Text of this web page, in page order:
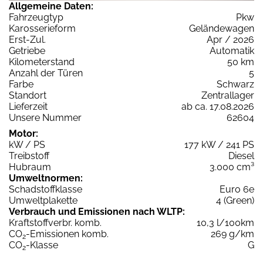
Allgemeine Daten:
Fahrzeugtyp
Pkw
Karosserieform
Geländewagen
Erst-Zul.
Apr / 2026
Getriebe
Automatik
Kilometerstand
50 km
Anzahl der Türen
5
Farbe
Schwarz
Standort
Zentrallager
Lieferzeit
ab ca. 17.08.2026
Unsere Nummer
62604
Motor:
kW / PS
177 kW / 241 PS
Treibstoff
Diesel
Hubraum
3.000 cm³
Umweltnormen:
Schadstoffklasse
Euro 6e
Umweltplakette
4 (Green)
Verbrauch und Emissionen nach WLTP:
Kraftstoffverbr. komb.
10,3 l/100km
CO2-Emissionen komb.
269 g/km
CO2-Klasse
G